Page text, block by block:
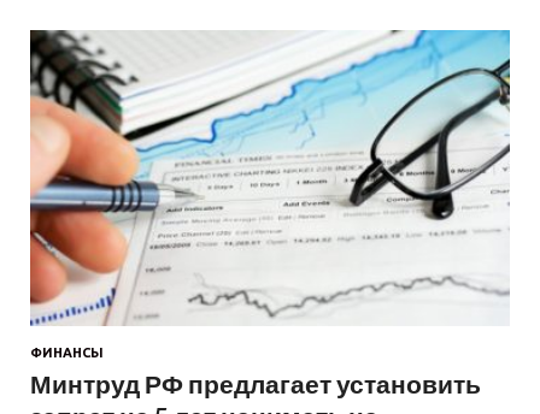
ФИНАНСЫ
Минтруд РФ предлагает установить